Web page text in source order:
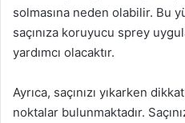
solmasına neden olabilir. Bu
saçınıza koruyucu sprey
yardımcı olacaktır.
Ayrıca, saçınızı yıkarken
noktalar bulunmaktadır.